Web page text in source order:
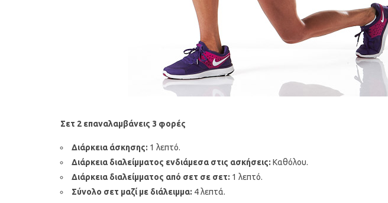
Σετ 2 επαναλαμβάνεις 3 φορές
Διάρκεια άσκησης: 1 λεπτό.
Διάρκεια διαλείμματος ενδιάμεσα στις ασκήσεις: Καθόλου.
Διάρκεια διαλείμματος από σετ σε σετ: 1 λεπτό.
Σύνολο σετ μαζί με διάλειμμα: 4 λεπτά.